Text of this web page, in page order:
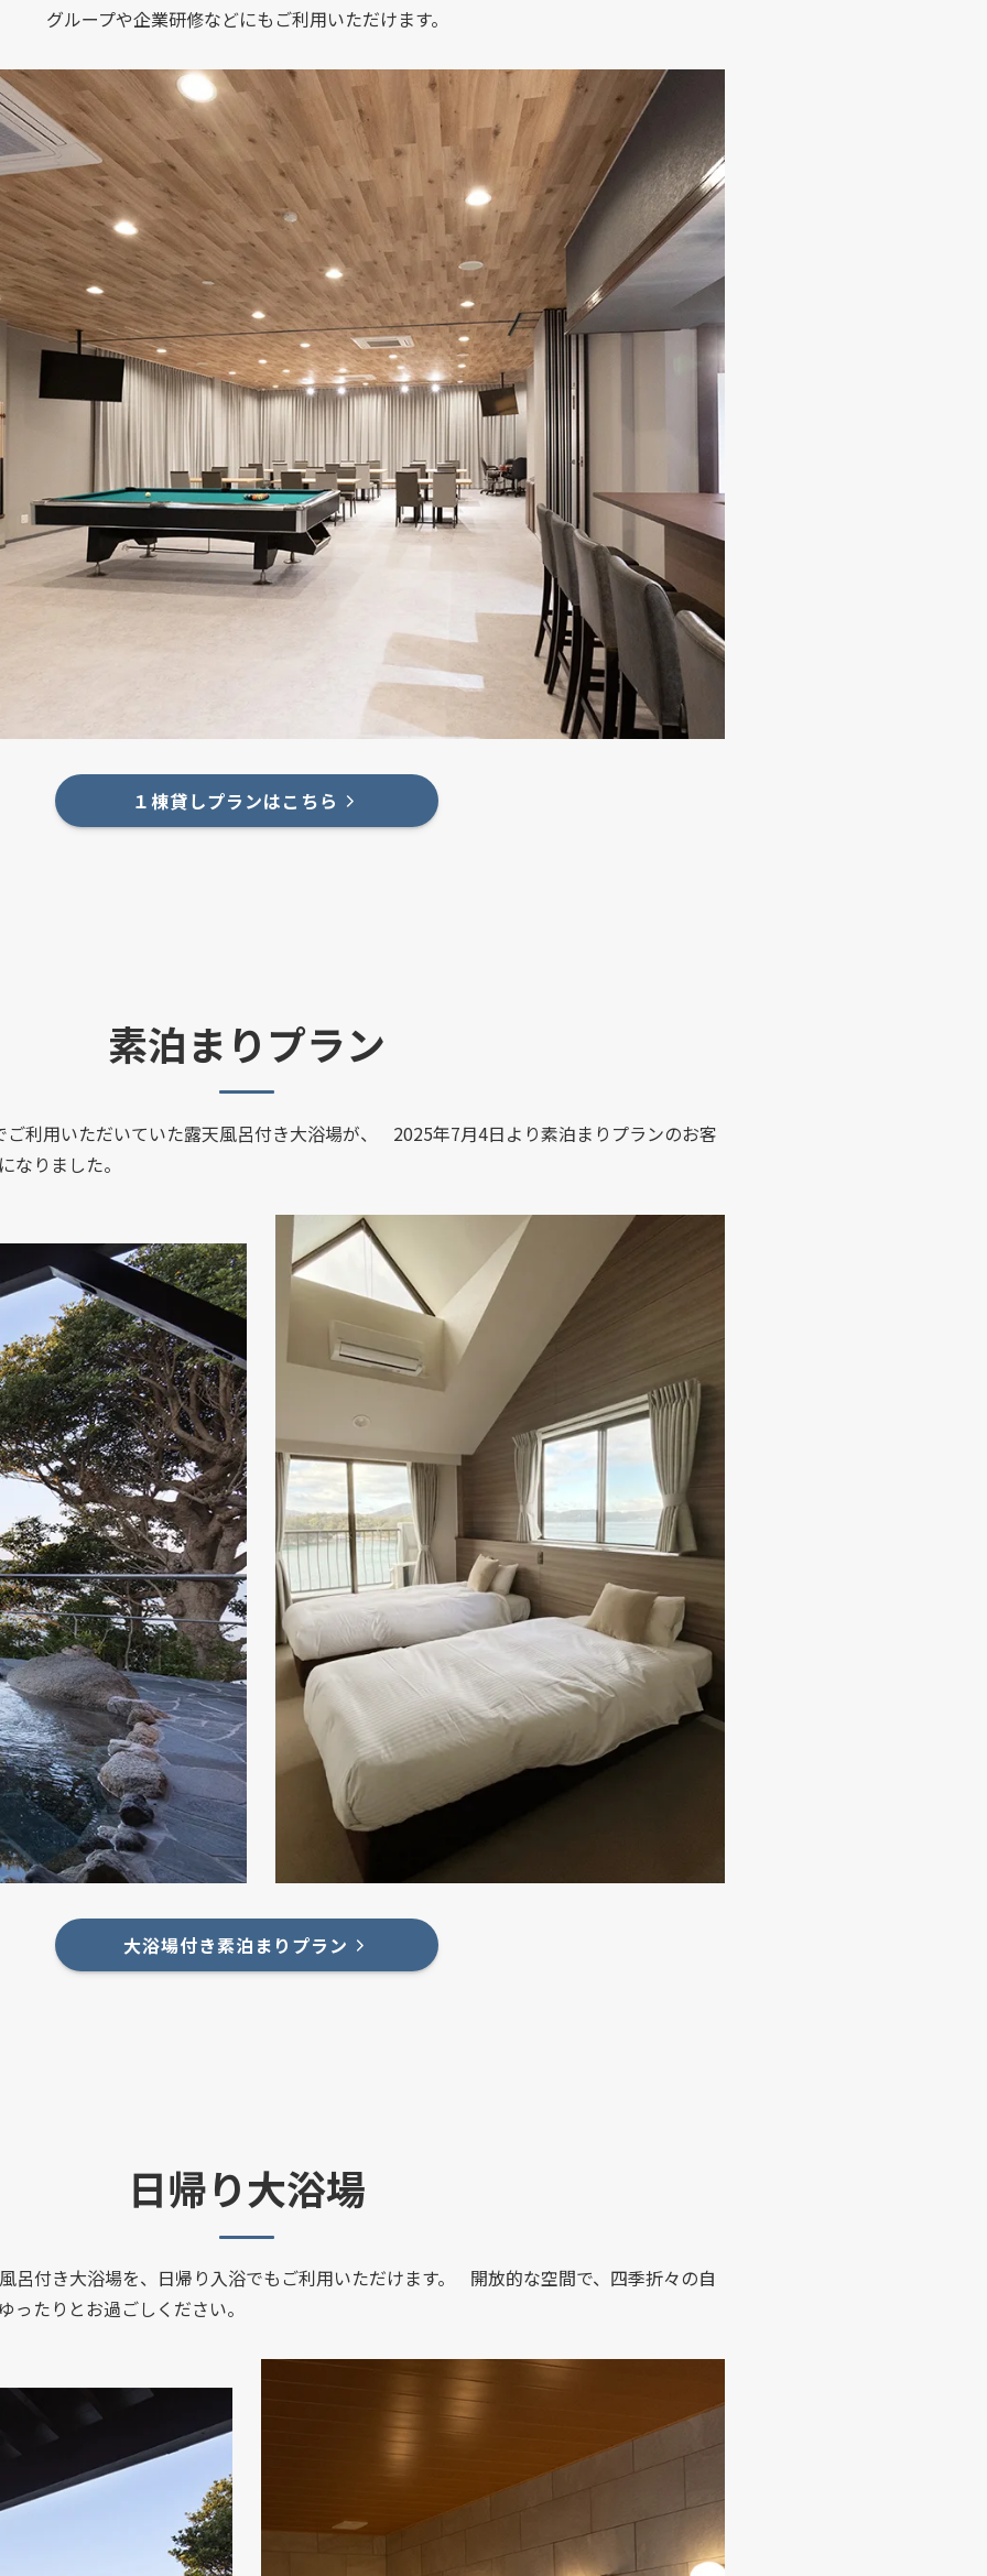
グループや企業研修などにもご利用いただけます。
１棟貸しプランはこちら
素泊まりプラン
利用いただいていた露天風呂付き大浴場が、 2025年7月4日より素泊まりプランのお客
なりました。
大浴場付き素泊まりプラン
日帰り大浴場
呂付き大浴場を、日帰り入浴でもご利用いただけます。 開放的な空間で、四季折々の自
たりとお過ごしください。